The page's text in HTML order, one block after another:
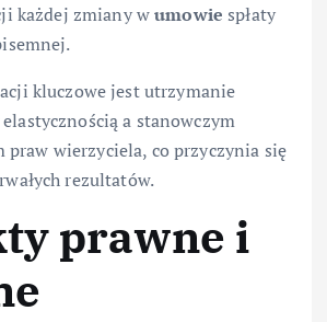
każdej zmiany wumowie spłaty
kluczowe jest utrzymanie
a stanowczym
praw wierzyciela, co przyczynia się
rezultatów.
prawne i